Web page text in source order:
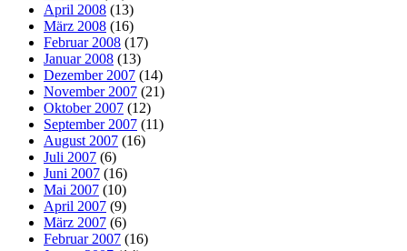
April 2008 (13)
März 2008 (16)
Februar 2008 (17)
Januar 2008 (13)
Dezember 2007 (14)
November 2007 (21)
Oktober 2007 (12)
September 2007 (11)
August 2007 (16)
Juli 2007 (6)
Juni 2007 (16)
Mai 2007 (10)
April 2007 (9)
März 2007 (6)
Februar 2007 (16)